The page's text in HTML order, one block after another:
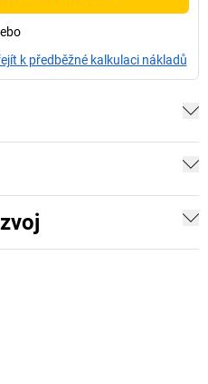
k předběžné kalkulaci nákladů